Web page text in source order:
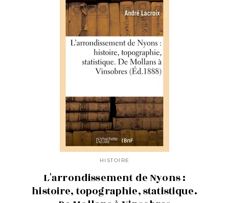
HISTOIRE
L'arrondissement de Nyons :
histoire, topographie, statistique.